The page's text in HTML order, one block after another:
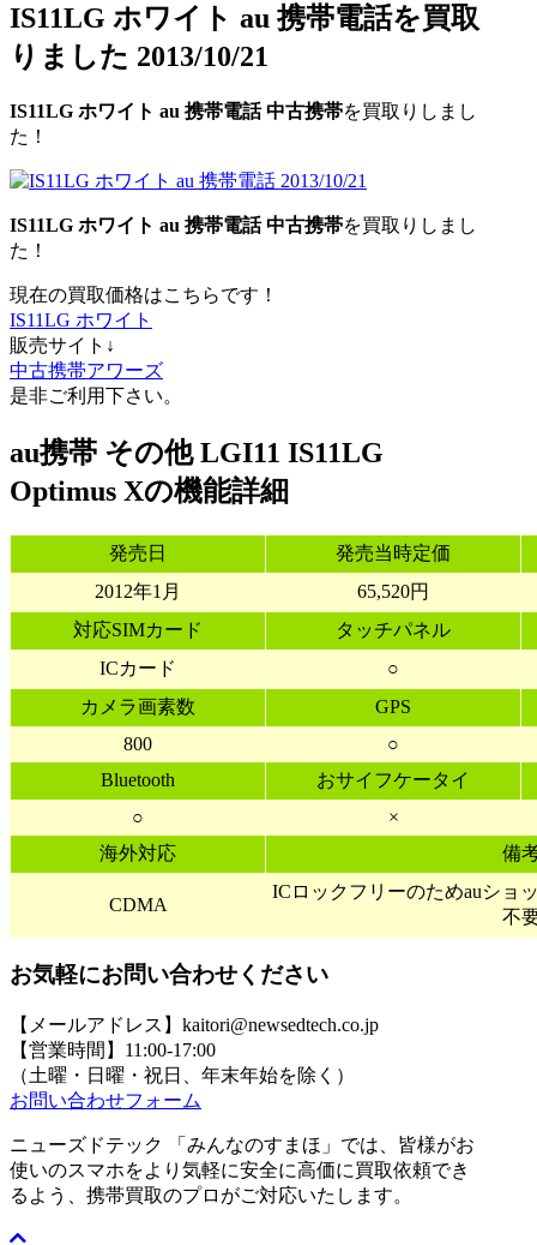
IS11LG ホワイト au 携帯電話を買取
りました 2013/10/21
IS11LG ホワイト au 携帯電話中古携帯を買取りしまし
た！
IS11LG ホワイト au 携帯電話中古携帯を買取りしまし
た！
現在の買取価格はこちらです！
IS11LG ホワイト
販売サイト↓
中古携帯アワーズ
是非ご利用下さい。
au携帯 その他 LGI11 IS11LG
Optimus Xの機能詳細
発売日
発売当時定価
2012年1月
65,520円
対応SIMカード
タッチパネル
ICカード
○
カメラ画素数
GPS
800
○
Bluetooth
おサイフケータイ
○
×
海外対応
備
CDMA
ICロックフリーのためauショ
不
お気軽にお問い合わせください
【メールアドレス】kaitori@newsedtech.co.jp
【営業時間】11:00-17:00
（土曜・日曜・祝日、年末年始を除く）
お問い合わせフォーム
ニューズドテック 「みんなのすまほ」では、皆様がお
使いのスマホをより気軽に安全に高価に買取依頼でき
るよう、携帯買取のプロがご対応いたします。